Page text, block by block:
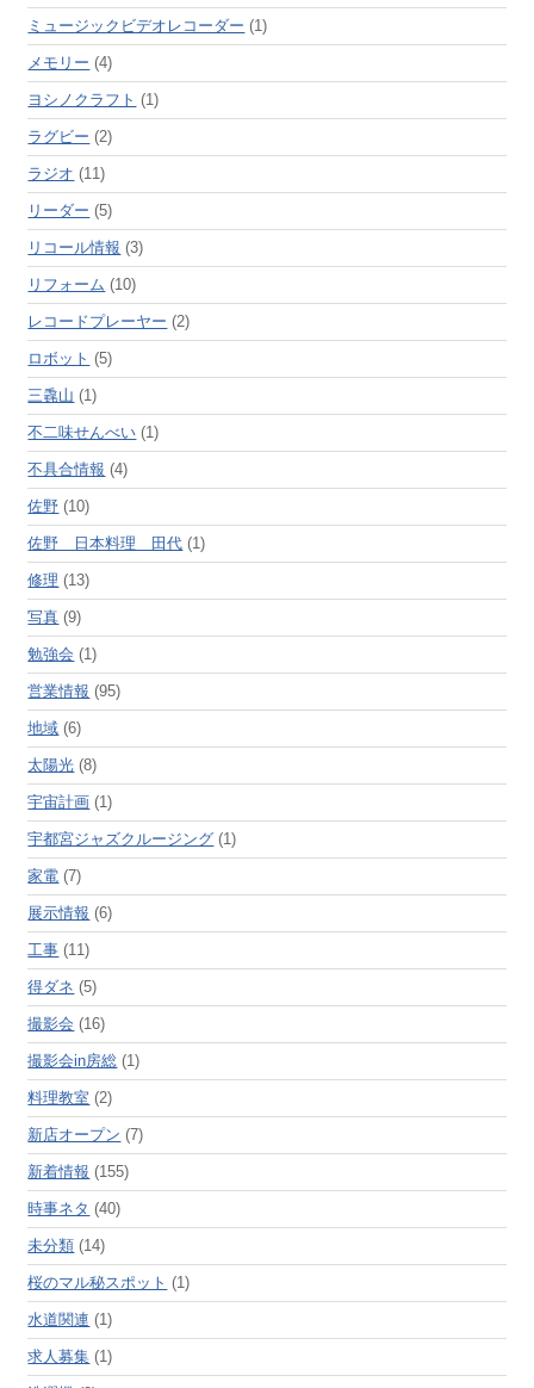
ミュージックビデオレコーダー (1)
メモリー (4)
ヨシノクラフト (1)
ラグビー (2)
ラジオ (11)
リーダー (5)
リコール情報 (3)
リフォーム (10)
レコードプレーヤー (2)
ロボット (5)
三毳山 (1)
不二味せんべい (1)
不具合情報 (4)
佐野 (10)
佐野 日本料理 田代 (1)
修理 (13)
写真 (9)
勉強会 (1)
営業情報 (95)
地域 (6)
太陽光 (8)
宇宙計画 (1)
宇都宮ジャズクルージング (1)
家電 (7)
展示情報 (6)
工事 (11)
得ダネ (5)
撮影会 (16)
撮影会in房総 (1)
料理教室 (2)
新店オープン (7)
新着情報 (155)
時事ネタ (40)
未分類 (14)
桜のマル秘スポット (1)
水道関連 (1)
求人募集 (1)